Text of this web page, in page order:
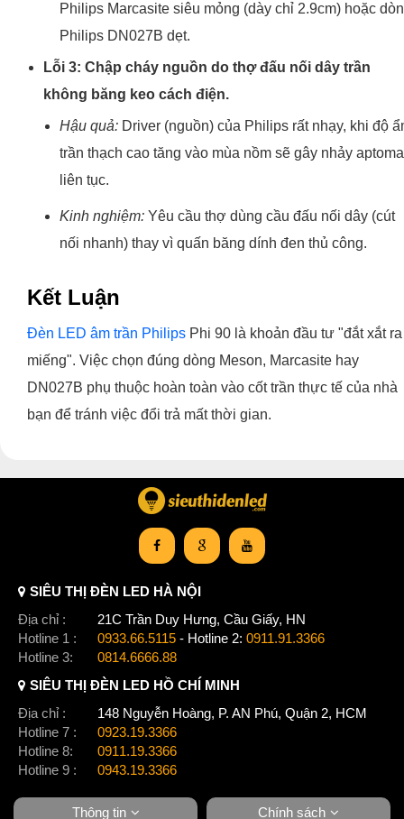
Philips Marcasite siêu mỏng (dày chỉ 2.9cm) hoặc
Philips DN027B dẹt.
Lỗi 3: Chập cháy nguồn do thợ đấu nối dây trần
không băng keo cách điện.
Hậu quả: Driver (nguồn) của Philips rất nhạy, khi độ
trần thạch cao tăng vào mùa nồm sẽ gây nhảy
liên tục.
Kinh nghiệm: Yêu cầu thợ dùng cầu đấu nối dây (cút
nối nhanh) thay vì quấn băng dính đen thủ công.
Kết Luận
Đèn LED âm trần Philips Phi 90 là khoản đầu tư "đắt xắt ra
miếng". Việc chọn đúng dòng Meson, Marcasite hay
DN027B phụ thuộc hoàn toàn vào cốt trần thực tế của nhà
bạn để tránh việc đổi trả mất thời gian.
SIÊU THỊ ĐÈN LED HÀ NỘI
Địa chỉ :
21C Trần Duy Hưng, Cầu Giấy, HN
Hotline 1 :
0933.66.5115 - Hotline 2: 0911.91.3366
Hotline 3:
0814.6666.88
SIÊU THỊ ĐÈN LED HỒ CHÍ MINH
Địa chỉ :
148 Nguyễn Hoàng, P. AN Phú, Quận 2, HCM
Hotline 7 :
0923.19.3366
Hotline 8:
0911.19.3366
Hotline 9 :
0943.19.3366
Thông tin Chính sách